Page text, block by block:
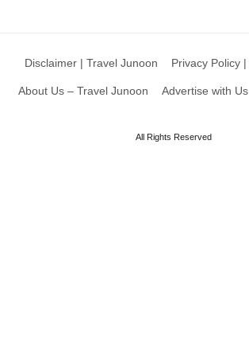
Disclaimer | Travel Junoon Privacy Policy
About Us – Travel Junoon Advertise with
All Rights Reserved